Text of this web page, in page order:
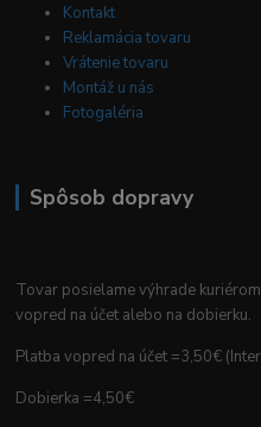
Kontakt
Reklamácia tovaru
Vrátenie tovaru
Montáž u nás
Fotogaléria
Spôsob dopravy
Tovar posielame výhrade
vopred na účet alebo na dobierku.
Platba vopred na účet =3,50€
Dobierka =4,50€